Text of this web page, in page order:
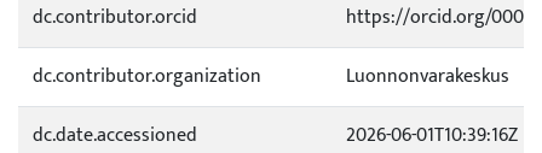
dc.contributor.orcid
https://orcid.org/0000-
dc.contributor.organization
Luonnonvarakeskus
dc.date.accessioned
2026-06-01T10:39:16Z